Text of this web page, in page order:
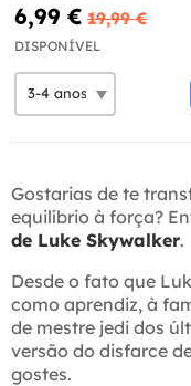
6,99 € 19,99 €
DISPONÍVEL
Gostarias de te
equilíbrio à força?
de Luke Skywalker.
Desde o fato que
como aprendiz, à
de mestre jedi dos
versão do disfarce
gostes.